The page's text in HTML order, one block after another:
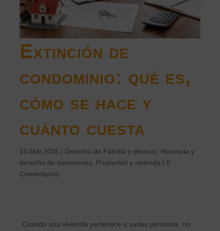
Extinción de
condominio: qué es,
cómo se hace y
cuánto cuesta
10,Mar,2026 | Derecho de Familia y divorcio, Herencia y
derecho de sucesiones, Propiedad y vivienda | 0
Comentarios
Cuando una vivienda pertenece a varias personas, no